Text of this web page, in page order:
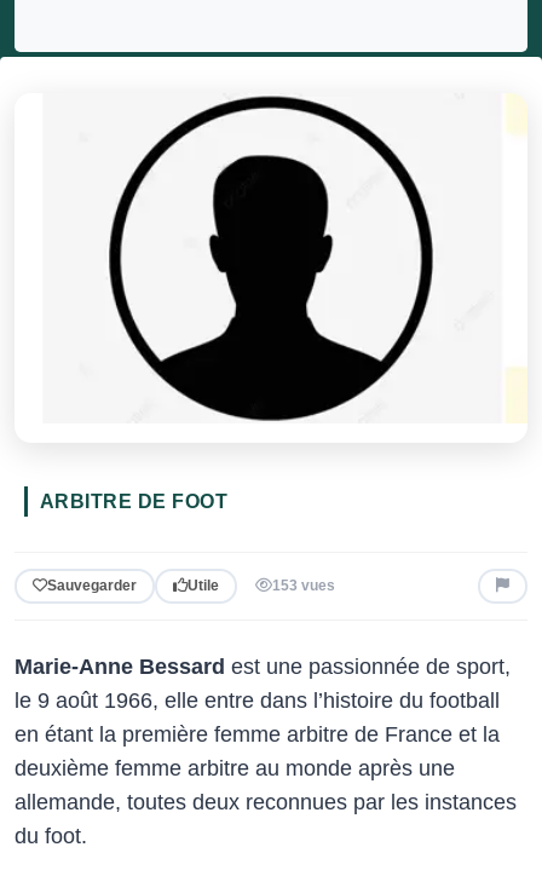
ARBITRE DE FOOT
Sauvegarder Utile 153 vues
Marie-Anne Bessard est une passionnée de sport,
le 9 août 1966, elle entre dans l’histoire du football
en étant la première femme arbitre de France et la
deuxième femme arbitre au monde après une
allemande, toutes deux reconnues par les instances
du foot.